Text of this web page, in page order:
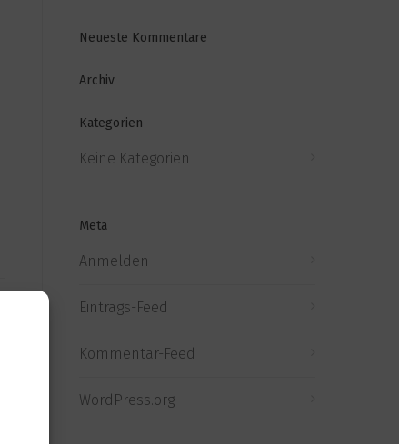
Neueste Kommentare
Archiv
Kategorien
Keine Kategorien
Meta
Anmelden
Eintrags-Feed
Kommentar-Feed
WordPress.org